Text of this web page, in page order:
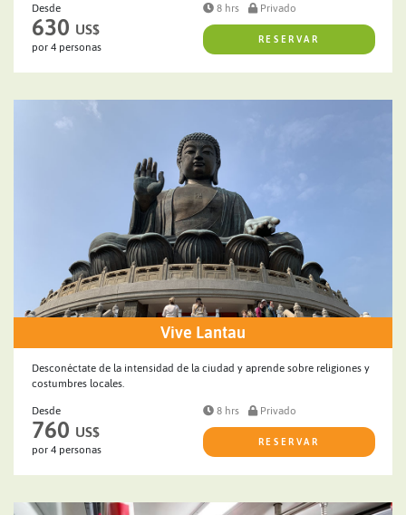
Desde
630 US$
por 4 personas
8 hrs Privado
RESERVAR
Vive Lantau
Desconéctate de la intensidad de la ciudad y aprende sobre religiones y
costumbres locales.
Desde
760 US$
por 4 personas
8 hrs Privado
RESERVAR